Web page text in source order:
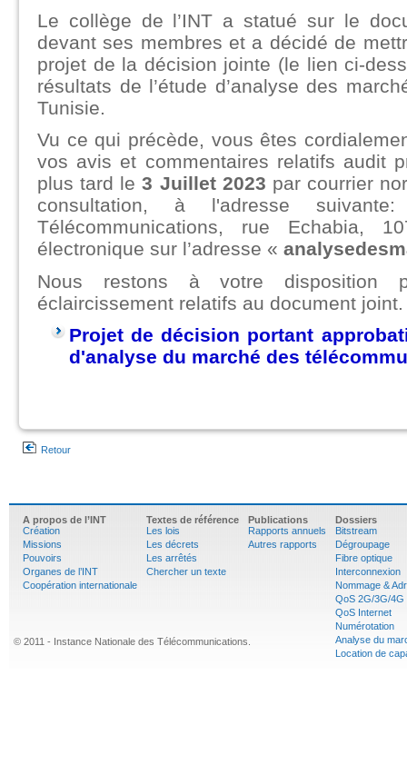
Le collège de l’INT a statué sur le
devant ses membres et a décidé de
projet de la décision jointe (le lien ci-
résultats de l’étude d’analyse des
Tunisie.
Vu ce qui précède, vous êtes
vos avis et commentaires relatifs audit
plus tard le3 Juillet 2023 par courrier
consultation, à l'adresse
Télécommunications, rue Echabia,
électronique sur l’adresse «
Nous restons à votre disposition
éclaircissement relatifs au document joint.
Projet de décision portant
d'analyse du marché des
Retour
A propos de l’INT
Création
Missions
Pouvoirs
Organes de l’INT
Coopération internationale
Textes de référence
Les lois
Les décrets
Les arrêtés
Chercher un texte
Publications
Rapports annuels
Autres rapports
Dossiers
Bitstream
Dégroupage
Fibre optique
Interconnexion
Nommage &
QoS 2G/3G/4G
QoS Internet
Numérotation
Analyse du
Location de
© 2011 - Instance Nationale des Télécommunications.